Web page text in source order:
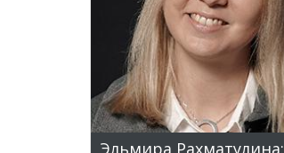
Эльмира Рахматулина: